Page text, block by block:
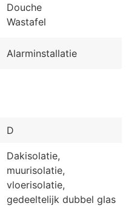
Douche
Wastafel
Alarminstallatie
D
Dakisolatie,
muurisolatie,
vloerisolatie,
gedeeltelijk dubbel glas